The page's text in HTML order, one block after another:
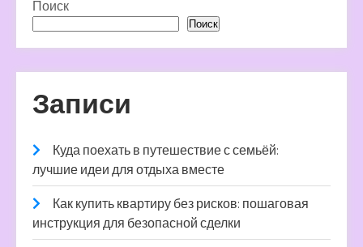
Поиск
Поиск
Записи
Куда поехать в путешествие с семьёй:
лучшие идеи для отдыха вместе
Как купить квартиру без рисков: пошаговая
инструкция для безопасной сделки